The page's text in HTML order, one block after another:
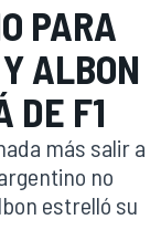
PARA
ALBON
DE F1
más salir a
no
estrelló su